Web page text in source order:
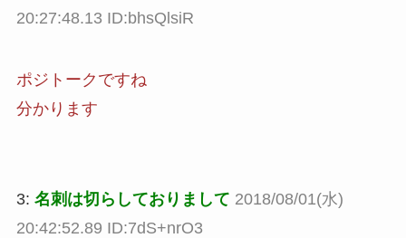
20:27:48.13 ID:bhsQlsiR
ポジトークですね
分かります
3: 名刺は切らしておりまして 2018/08/01(水)
20:42:52.89 ID:7dS+nrO3